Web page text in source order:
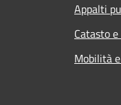
Appalti
Catasto
Mobilità